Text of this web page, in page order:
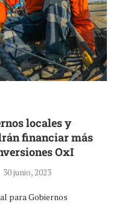
locales y
financiar más
OxI
30 junio, 2023
para Gobiernos